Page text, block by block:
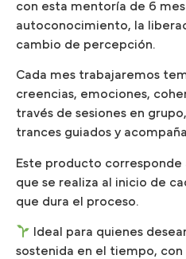
con esta mentoría de 6
autoconocimiento, la
cambio de percepción.
Cada mes trabajaremos
creencias, emociones,
través de sesiones en
trances guiados y
Este producto corresponde
que se realiza al inicio de
que dura el proceso.
Ideal para quienes
sostenida en el tiempo,